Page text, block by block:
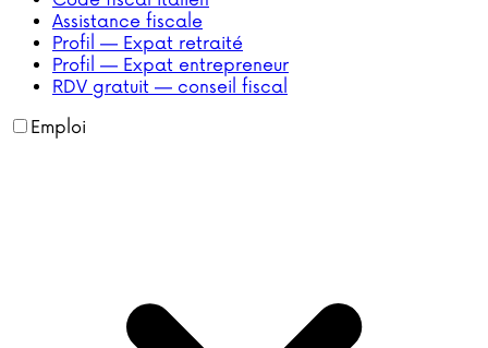
Assistance fiscale
Profil — Expat retraité
Profil — Expat entrepreneur
RDV gratuit — conseil fiscal
Emploi